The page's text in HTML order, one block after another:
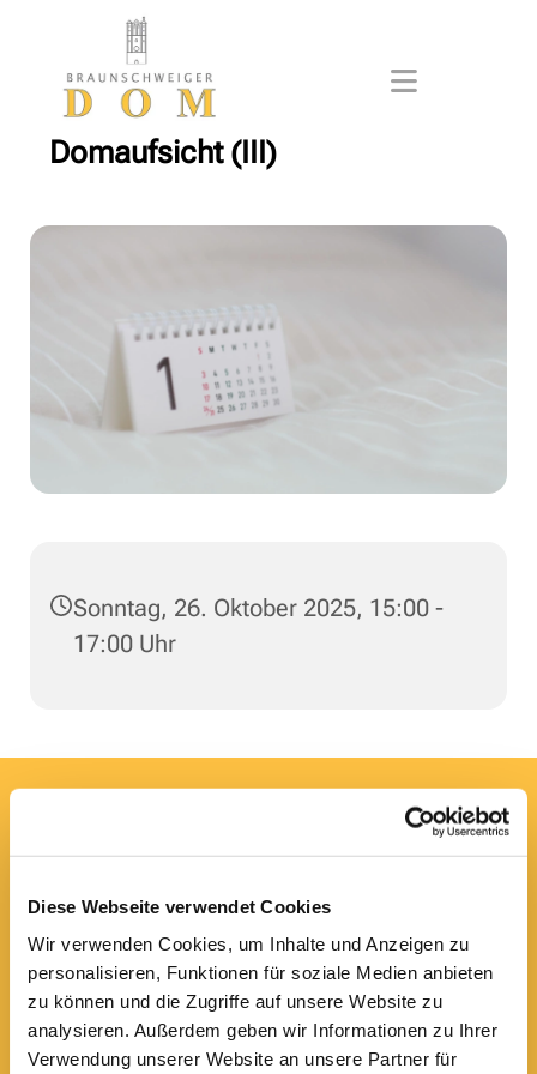
Diese Webseite verwendet Cookies
Wir verwenden Cookies, um Inhalte und Anzeigen zu
personalisieren, Funktionen für soziale Medien anbieten
zu können und die Zugriffe auf unsere Website zu
analysieren. Außerdem geben wir Informationen zu Ihrer
Verwendung unserer Website an unsere Partner für
Domaufsicht (III)
Sonntag, 26. Oktober 2025, 15:00 -
17:00 Uhr
Ev.-luth. Domkirche St. Blasii zu Braunschweig
38100 Braunschweig
Domsekretariat
 0531 - 24 33 5-0
dom.bs.buero@lk-bs.de
Domkantorat
 0531 - 24 33 5-20